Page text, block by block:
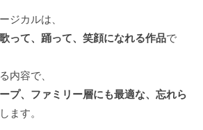
ジカルは、
って、踊って、笑顔になれる作品で
内容で、
プ、ファミリー層にも最適な、忘れら
ます。